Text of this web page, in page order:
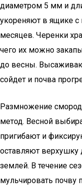
диаметром 5 мм и
укореняют в ящике
месяцев. Черенки
чего их можно
до весны.
сойдет и почва
Размножение
метод. Весной
пригибают и
оставляют верхушку
землей. В течение
мульчировать почву